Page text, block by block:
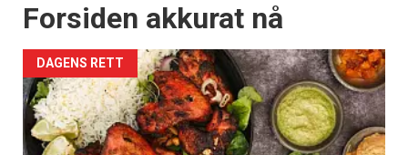
Forsiden akkurat nå
DAGENS RETT